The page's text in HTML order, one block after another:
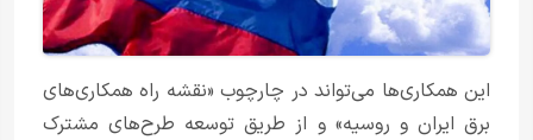
این همکاری‌ها می‌تواند در چارچوب «نقشه راه همکاری‌های
برق ایران و روسیه» و از طریق توسعه طرح‌های مشترک